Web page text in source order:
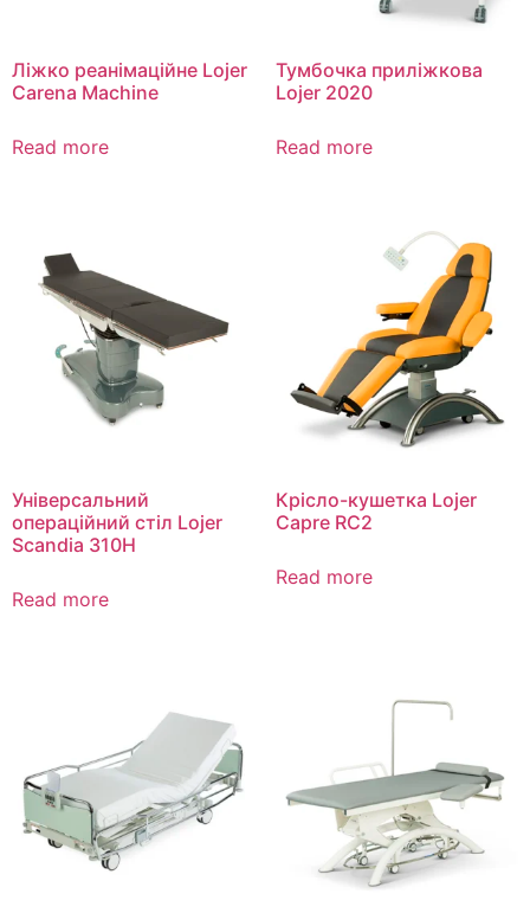
Ліжко реанімаційне Lojer
Carena Machine
Read more
Тумбочка приліжкова
Lojer 2020
Read more
Універсальний
операційний стіл Lojer
Scandia 310Н
Read more
Крісло-кушетка Lojer
Capre RC2
Read more